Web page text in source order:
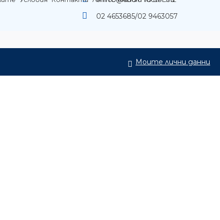
02 4653685/02 9463057
Моите лични данни